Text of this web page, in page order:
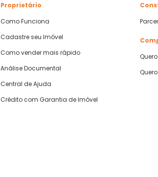
Proprietário
Como Funciona
Cadastre seu Imóvel
Como vender mais rápido
Análise Documental
Central de Ajuda
Crédito com Garantia de Imóvel